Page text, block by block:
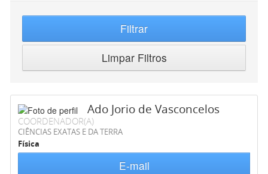
Filtrar
Limpar Filtros
Ado Jorio de Vasconcelos
COORDENADOR(A)
CIÊNCIAS EXATAS E DA TERRA
Física
E-mail